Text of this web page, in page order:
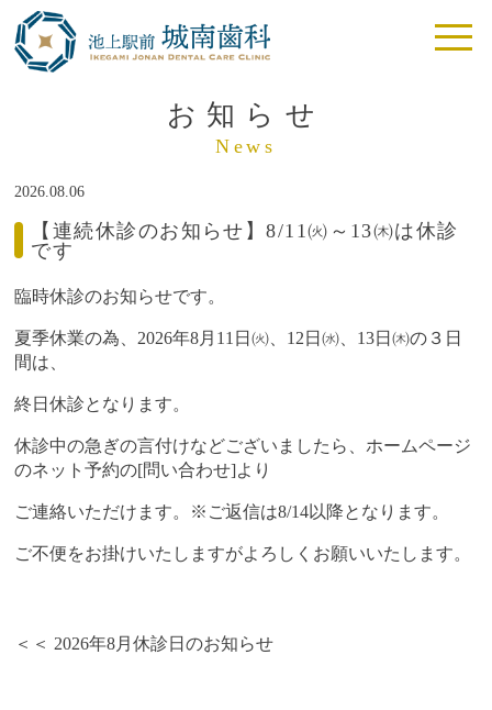
お知らせ
News
2026.08.06
【連続休診のお知らせ】8/11㈫～13㈭は休診
です
臨時休診のお知らせです。
夏季休業の為、2026年8月11日㈫、12日㈬、13日㈭の３日
間は、
終日休診となります。
休診中の急ぎの言付けなどございましたら、ホームページ
のネット予約の[問い合わせ]より
ご連絡いただけます。※ご返信は8/14以降となります。
ご不便をお掛けいたしますがよろしくお願いいたします。
＜＜ 2026年8月休診日のお知らせ